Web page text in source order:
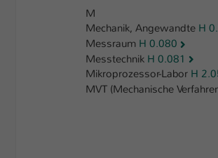
M
Mechanik, Angewandte H
Messraum H 0.080
Messtechnik H 0.081
Mikroprozessor-Labor H
MVT (Mechanische